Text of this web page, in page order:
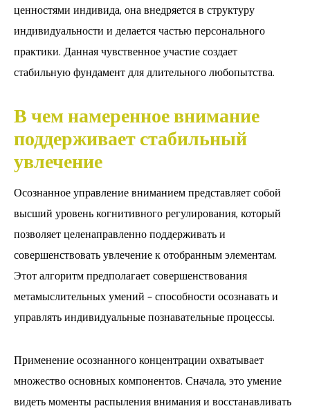
ценностями индивида, она внедряется в структуру
индивидуальности и делается частью персонального
практики. Данная чувственное участие создает
стабильную фундамент для длительного любопытства.
В чем намеренное внимание
поддерживает стабильный
увлечение
Осознанное управление вниманием представляет собой
высший уровень когнитивного регулирования, который
позволяет целенаправленно поддерживать и
совершенствовать увлечение к отобранным элементам.
Этот алгоритм предполагает совершенствования
метамыслительных умений – способности осознавать и
управлять индивидуальные познавательные процессы.
Применение осознанного концентрации охватывает
множество основных компонентов. Сначала, это умение
видеть моменты распыления внимания и восстанавливать